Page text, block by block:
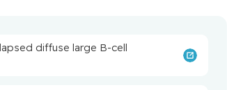
diffuse large B-cell